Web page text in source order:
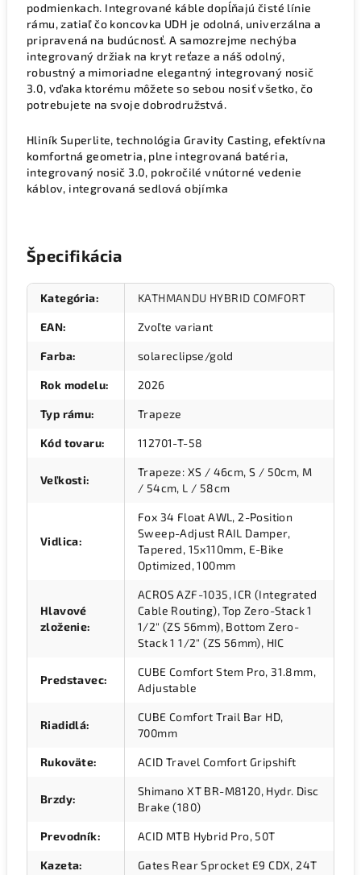
podmienkach. Integrované káble dopĺňajú čisté línie
rámu, zatiaľ čo koncovka UDH je odolná, univerzálna a
pripravená na budúcnosť. A samozrejme nechýba
integrovaný držiak na kryt reťaze a náš odolný,
robustný a mimoriadne elegantný integrovaný nosič
3.0, vďaka ktorému môžete so sebou nosiť všetko, čo
potrebujete na svoje dobrodružstvá.
Hliník Superlite, technológia Gravity Casting, efektívna
komfortná geometria, plne integrovaná batéria,
integrovaný nosič 3.0, pokročilé vnútorné vedenie
káblov, integrovaná sedlová objímka
Špecifikácia
Kategória: KATHMANDU HYBRID COMFORT
EAN: Zvoľte variant
Farba: solareclipse/gold
Rok modelu: 2026
Typ rámu: Trapeze
Kód tovaru: 112701-T-58
Veľkosti:
Trapeze: XS / 46cm, S / 50cm, M
/ 54cm, L / 58cm
Vidlica:
Fox 34 Float AWL, 2-Position
Sweep-Adjust RAIL Damper,
Tapered, 15x110mm, E-Bike
Optimized, 100mm
Hlavové
zloženie:
ACROS AZF-1035, ICR (Integrated
Cable Routing), Top Zero-Stack 1
1/2" (ZS 56mm), Bottom Zero-
Stack 1 1/2" (ZS 56mm), HIC
Predstavec:
CUBE Comfort Stem Pro, 31.8mm,
Adjustable
Riadidlá:
CUBE Comfort Trail Bar HD,
700mm
Rukoväte: ACID Travel Comfort Gripshift
Brzdy:
Shimano XT BR-M8120, Hydr. Disc
Brake (180)
Prevodník: ACID MTB Hybrid Pro, 50T
Kazeta: Gates Rear Sprocket E9 CDX, 24T